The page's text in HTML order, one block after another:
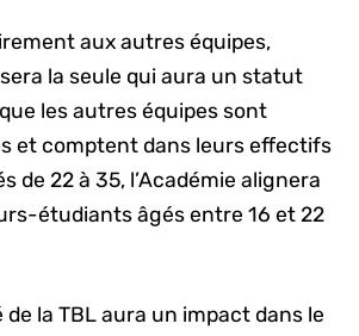
aux autres équipes,
sera la seule qui aura un statut
les autres équipes sont
et comptent dans leurs effectifs
de 22 à 35, l’Académie alignera
étudiants âgés entre 16 et 22
de la TBL aura un impact dans le